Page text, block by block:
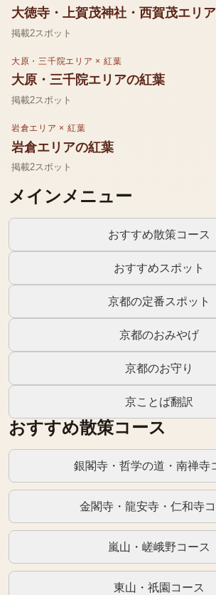
メインメニュー
おすすめ散策コース
おすすめスポット
京都の定番スポット
京都のおみやげ
京都のお守り
京ことば翻訳
おすすめ散策コース
銀閣寺・哲学の道・南禅寺
金閣寺・龍安寺・仁和寺
嵐山・嵯峨野コース
東山・祇園コース
大徳寺・上賀茂神社・西賀茂エリア
掲載2スポット
大原・三千院エリア × 紅葉
大原・三千院エリアの紅葉
掲載2スポット
岩倉エリア × 紅葉
岩倉エリアの紅葉
掲載2スポット